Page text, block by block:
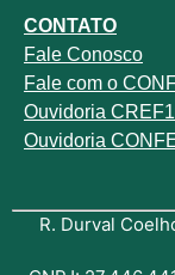
CONTATO
Fale Conosco
Fale com o
Ouvidoria
Ouvidoria
R. Durval